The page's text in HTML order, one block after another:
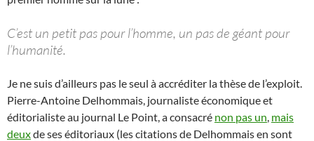
C’est un petit pas pour l’homme, un pas de géant pour
l’humanité.
Je ne suis d’ailleurs pas le seul à accréditer la thèse de l’exploit.
Pierre-Antoine Delhommais, journaliste économique et
éditorialiste au journal Le Point, a consacré non pas un mais
deuxde ses éditoriaux (les citations de Delhommais en sont